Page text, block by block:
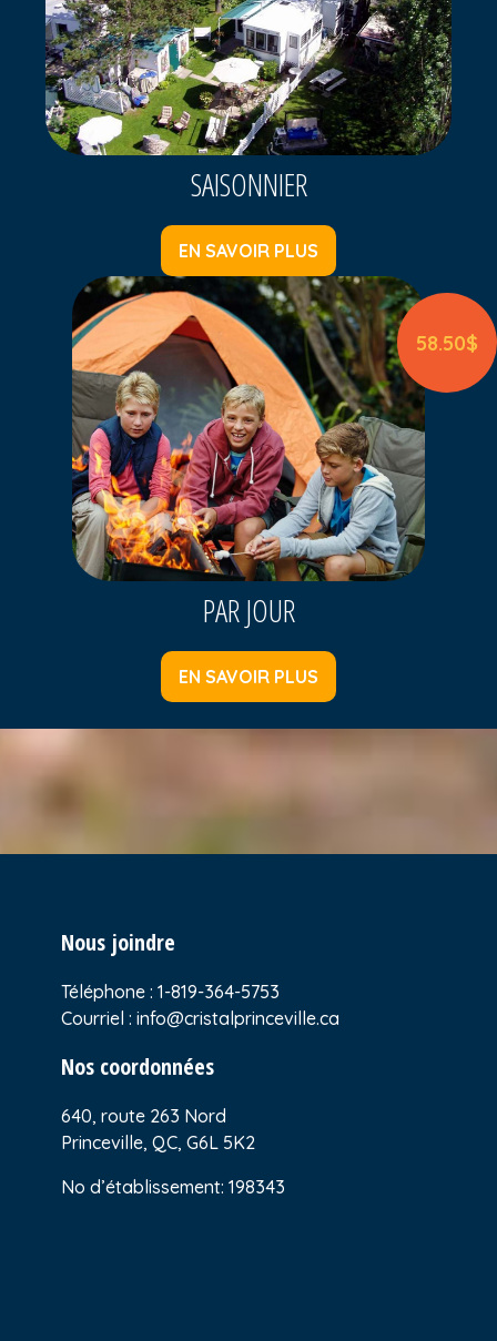
SAISONNIER
EN SAVOIR PLUS
PAR JOUR
EN SAVOIR PLUS
58.50$
Nous joindre
Téléphone : 1-819-364-5753
Courriel : info@cristalprinceville.ca
Nos coordonnées
640, route 263 Nord
Princeville, QC, G6L 5K2
No d’établissement: 198343